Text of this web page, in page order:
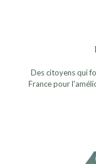
Des citoyens qui
France pour